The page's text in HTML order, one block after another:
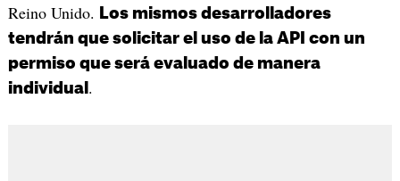
Reino Unido.
Los mismos desarrolladores
tendrán que solicitar el uso de la API con un
permiso que será evaluado de manera
individual .